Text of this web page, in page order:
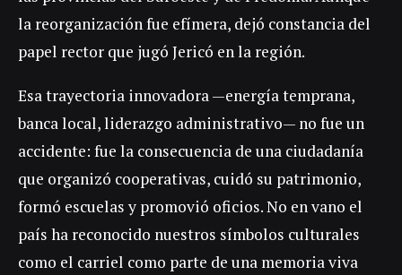
la reorganización fue efímera, dejó constancia del
papel rector que jugó Jericó en la región.
Esa trayectoria innovadora —energía temprana,
banca local, liderazgo administrativo— no fue un
accidente: fue la consecuencia de una ciudadanía
que organizó cooperativas, cuidó su patrimonio,
formó escuelas y promovió oficios. No en vano el
país ha reconocido nuestros símbolos culturales
como el carriel como parte de una memoria viva